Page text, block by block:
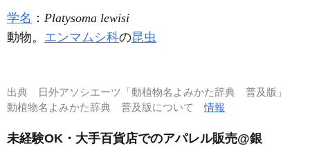
学名 ： Platysoma lewisi
動物。 エンマムシ科の昆虫
出典
日外アソシエーツ「動植物名よみかた辞典 普及版」
動植物名よみかた辞典 普及版について情報
未経験OK・大手百貨店でのアパレル販売@銀